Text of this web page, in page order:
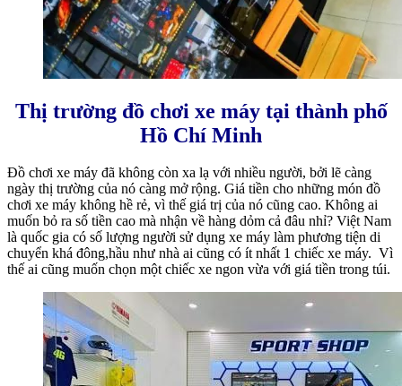
Thị trường đồ chơi xe máy tại thành phố
Hồ Chí Minh
Đồ chơi xe máy đã không còn xa lạ với nhiều người, bởi lẽ càng
ngày thị trường của nó càng mở rộng. Giá tiền cho những món đồ
chơi xe máy không hề rẻ, vì thế giá trị của nó cũng cao. Không ai
muốn bỏ ra số tiền cao mà nhận về hàng dỏm cả đâu nhỉ? Việt Nam
là quốc gia có số lượng người sử dụng xe máy làm phương tiện di
chuyển khá đông,hầu như nhà ai cũng có ít nhất 1 chiếc xe máy. Vì
thế ai cũng muốn chọn một chiếc xe ngon vừa với giá tiền trong túi.